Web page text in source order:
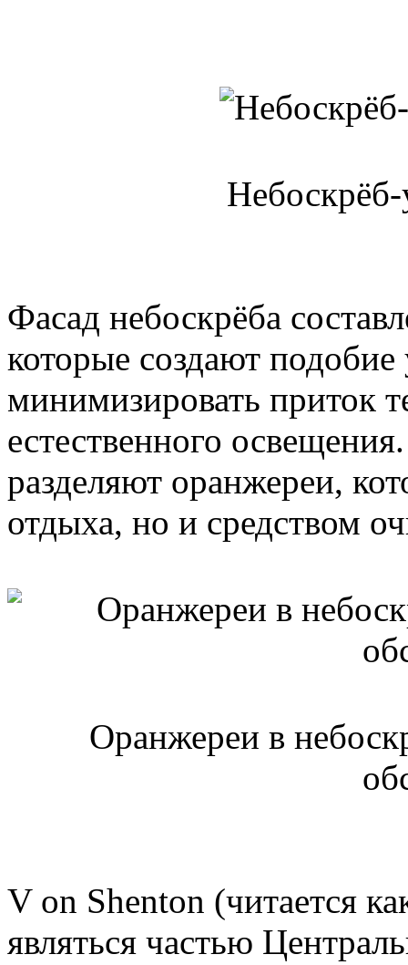
Фасад небоскрёба
которые создают
минимизировать приток
естественного
разделяют оранжереи,
отдыха, но и средством
Оранжереи в
V on Shenton (читается
являться частью